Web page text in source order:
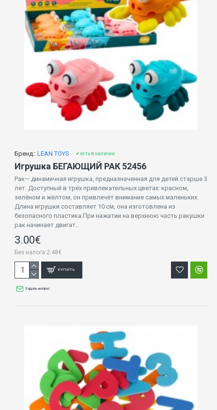
Бренд:: LEAN TOYS ✔ есть в наличии
Игрушка БЕГАЮЩИЙ РАК 52456
Рак— динамичная игрушка, предназначенная для детей старше 3
лет. Доступный в трёх привлекательных цветах: красном,
зелёном и жёлтом, он привлечёт внимание самых маленьких.
Длина игрушки составляет 10 см, она изготовлена из
безопасного пластика.При нажатии на верхнюю часть ракушки
рак начинает двигат..
3.00€
Без налога:2.48€
КУПИТЬ
Задать вопрос